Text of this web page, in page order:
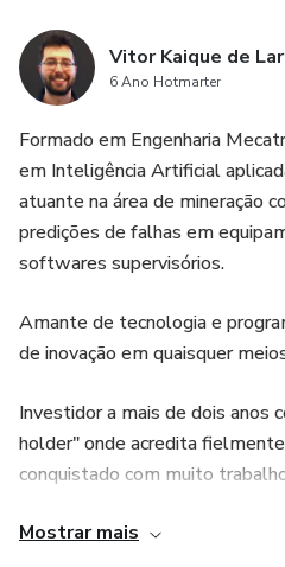
Vitor Kaique de
6 Ano Hotmarter
Formado em Engenharia
em Inteligência Artificial
atuante na área de mineração
predições de falhas em
softwares supervisórios.
Amante de tecnologia e
de inovação em quaisquer
Investidor a mais de dois anos
holder" onde acredita
conquistado com muito
construção do patrimônio e de
Mostrar mais